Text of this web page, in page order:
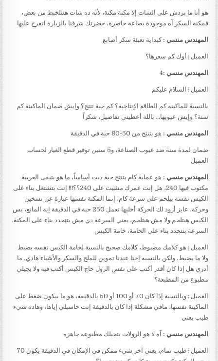
هو أنا ما بردش على الشات إلا مكنة مكنة، لأنه ده شات هنتلخبط من بعض،
فمكنة السكر آه موجودة بضاعة حاضرة، حضرتك شرفنا بالزيارة اتفرج عليها
المهندس منسي :كبداية تعبئة سكر أصابع
العميل : أوك كم سعرها؟
المهندس منسي :4
العميل : السلام عليكم
بالنسبة للماكينة كم الطاقة الإنتاجية؟ كم حبة تنتج؟ وإيش ضمان الماكينة كم
سنة؟ وإيش عيوبها… بالله أعطيني تفاصيل، شكراً
المهندس منسي : هو بتنتج من 50-80 حبة في الدقيقة
ضمان لمدة سنة ضد عيوب الصناعة، و5 سنين توفير قطع الغيار لحساب
العميل
المهندس منسي : هو عملية كام بتنتج حبة ديت أساساً، ما هو بتبقى العربية
مكتوب فيها 240، هل إنت عمرك مشيت على 240؟؟!!! إنت بتشتغل بناء على
الكيس نفسه بيلحم على سرعة كام، إنما المكنة نفسها عبارة عن تسخين
وحركة، عايز أزود لك الحركة أخليها تعمل 250 حبة في الدقيقة إيه المانع، بس
الكيس هيتلحم ولا مش هيتلحم، يعني السرعة دي مش بتتحدد بناء على المكنة،
السرعة بتتحدد بناء على الخامة، خامة الكيس
العميل : هو كلامك مضبوط، كلامك صحيح بالنسبة لخامة الكيس نفسه يضبط
ولا ما يضبط، ولكن بالنسبة إحنا عندنا تموين للملح والسكر والأشياء هادي، ما
أدري هل إذا كان أقدر أكتب على نفس الرول حاج الكيس أكتب فيه ولا يجيلي
مطبوع من المطبعة؟
العميل : وبالنسبة إذا كان 70 أو 100 أو 50 بالدقيقة، هو ما بيكون ضغط على
الماكينة نفسها، مافي مشكلة إذا كان بالدقيقة إنت حاسبلي إياها، وهاده شيء
طيب يعني
المهندس منسي : آه لا هو الرولات بتجيلك مطبوعة جاهزة
العميل : طيب تمام، يعني آخر شيء ممكن في الإمكان في الدقيقة يكون 70